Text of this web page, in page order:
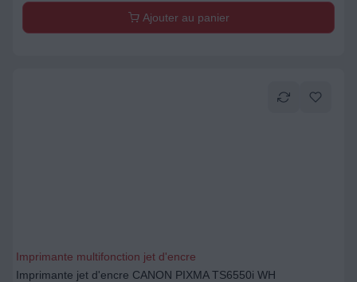
Ajouter au panier
Imprimante multifonction jet d'encre
Imprimante jet d'encre CANON PIXMA TS6550i WH